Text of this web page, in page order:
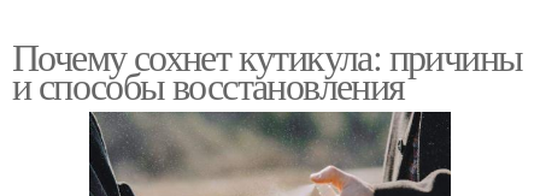
Почему сохнет кутикула: причины
и способы восстановления